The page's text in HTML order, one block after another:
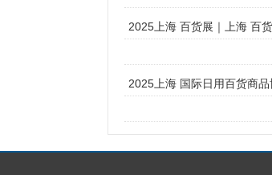
2025上海 百货展｜上海 百
2025上海 国际日用百货商